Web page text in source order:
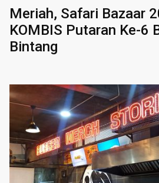
Meriah, Safari Bazaar
KOMBIS Putaran Ke-6
Bintang